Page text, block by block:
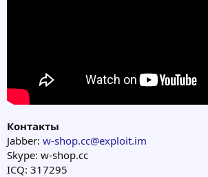
Контакты
Jabber: w-shop.cc@exploit.im
Skype: w-shop.cc
ICQ: 317295